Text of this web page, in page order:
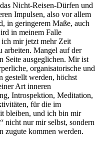
Nicht-Reisen-Dürfen und
Impulsen, also vor allem
in geringerem Maße, auch
in meinem Falle
ich mir jetzt mehr Zeit
arbeiten. Mangel auf der
Seite ausgeglichen. Mir ist
organisatorische und
gestellt werden, höchst
Art inneren
Introspektion, Meditation,
für die im
bleiben, und ich bin mir
nicht nur mir selbst, sondern
zugute kommen werden.